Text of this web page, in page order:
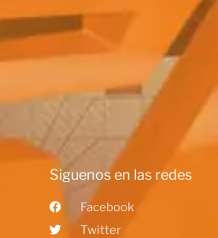
Siguenos en las redes
Facebook
Twitter